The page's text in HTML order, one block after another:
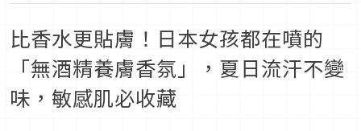
比香水更貼膚！日本女孩都在噴的
「無酒精養膚香氛」，夏日流汗不變
味，敏感肌必收藏